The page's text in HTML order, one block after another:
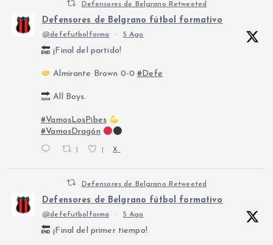
Defensores de Belgrano Retweeted
Defensores de Belgrano fútbol formativo
@defefutbolforma · 5 Ago
¡Final del partido!
Almirante Brown 0-0#Defe
All Boys.
#VamosLosPibes
#VamosDragón
1 1 X
Defensores de Belgrano Retweeted
Defensores de Belgrano fútbol formativo
@defefutbolforma · 5 Ago
¡Final del primer tiempo!